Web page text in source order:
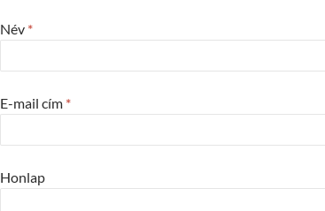
Név *
E-mail cím *
Honlap